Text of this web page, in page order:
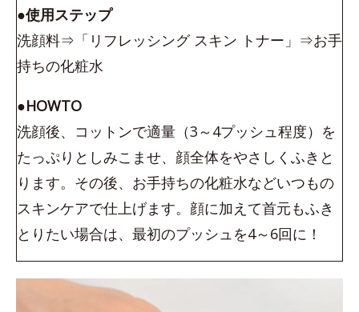
●使用ステップ
洗顔料⇒「リフレッシング スキン トナー」⇒お手
持ちの化粧水
●HOWTO
洗顔後、コットンで適量（3～4プッシュ程度）を
たっぷりとしみこませ、顔全体をやさしくふきと
ります。その後、お手持ちの化粧水などいつもの
スキンケアで仕上げます。顔に加えて首元もふき
とりたい場合は、最初のプッシュを4～6回に！